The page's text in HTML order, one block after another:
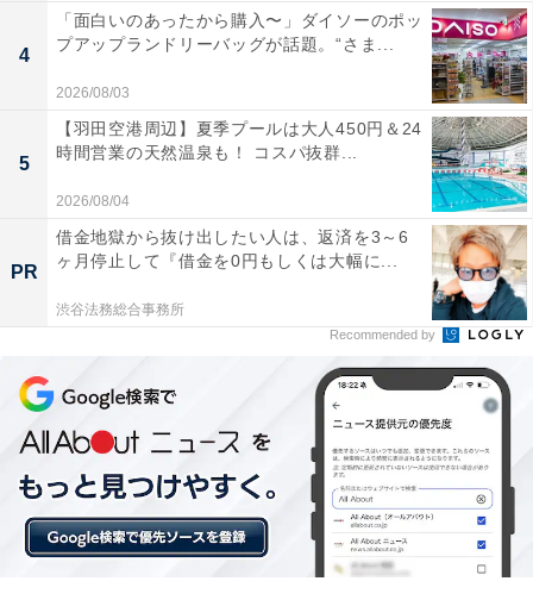
他の星座の運勢も見る
【7月の運勢】おひつじ座（牡羊座）
【7月の運勢】おうし座（牡牛座）
【7月の運勢】ふたご座（双子座）
【7月の運勢】かに座（蟹座）
【7月の運勢】おとめ座（乙女座）※今見ている記事
【7月の運勢】てんびん座（天秤座）
【7月の運勢】いて座（射手座）
【7月の運勢】やぎ座（山羊座）
【7月の運勢】みずがめ座（水瓶座）
4
「面白いのあったから購入〜」ダイソーのポッ
プアップランドリーバッグが話題。“さま...
2026/08/03
5
【羽田空港周辺】夏季プールは大人450円＆24
時間営業の天然温泉も！ コスパ抜群...
2026/08/04
PR
借金地獄から抜け出したい人は、返済を3～6
ヶ月停止して『借金を0円もしくは大幅に...
渋谷法務総合事務所
Recommended by